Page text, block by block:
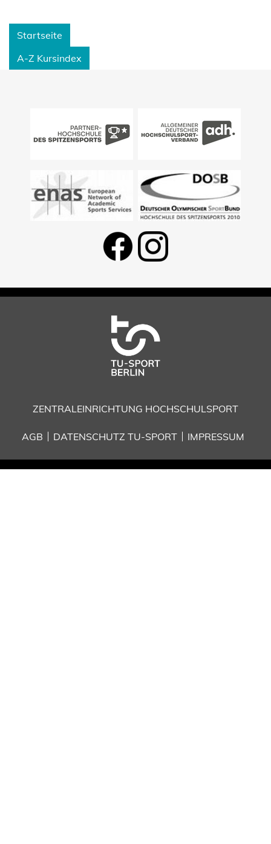
Startseite
A-Z Kursindex
ZENTRALEINRICHTUNG HOCHSCHULSPORT
AGB DATENSCHUTZ TU-SPORT IMPRESSUM